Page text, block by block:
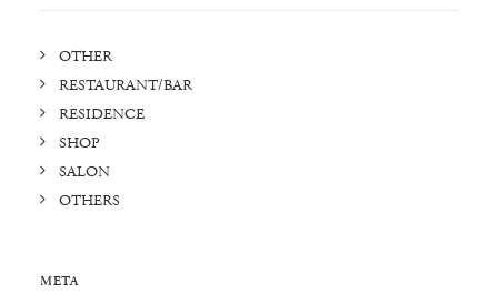
OTHER
RESTAURANT/BAR
RESIDENCE
SHOP
SALON
OTHERS
META